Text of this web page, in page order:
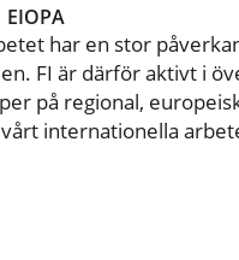
EIOPA
har en stor
FI är därför aktivt i
på regional,
internationella